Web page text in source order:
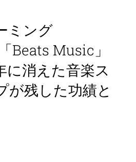
ミング
Beats Music」
に消えた音楽ス
が残した功績と